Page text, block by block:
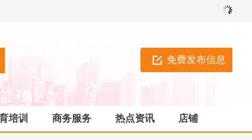
免费发布信息
培训 商务服务 热点资讯 店铺